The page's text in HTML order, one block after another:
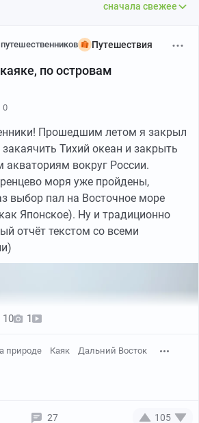
сначала свежее
Путешествия
по островам
0
Прошедшим летом я закрыл
Тихий океан и закрыть
акваториям вокруг России.
моря уже пройдены,
выбор пал на Восточное море
Японское). Ну и традиционно
отчёт текстом со всеми
10 1
природе Каяк Дальний Восток
27 105